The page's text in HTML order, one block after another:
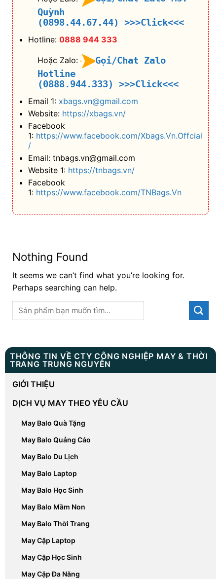
THÔNG TIN VỀ CTY CÔNG NGHIỆP MAY & THỜI
TRANG TRUNG NGUYÊN
GIỚI THIỆU
DỊCH VỤ MAY THEO YÊU CẦU
May Balo Quà Tặng
May Balo Quảng Cáo
May Balo Du Lịch
May Balo Laptop
May Balo Học Sinh
May Balo Mầm Non
May Balo Thời Trang
May Cặp Laptop
May Cặp Học Sinh
May Cặp Đa Năng
Quỳnh
(0898.44.67.44)
>>>Click<<<
Hotline: 0888 944 333
Hoặc Zalo:
Gọi/Chat Zalo
Hotline
(0888.944.333)
>>>Click<<<
Email 1: xbags.vn@gmail.com
Website: https://xbags.vn/
Facebook
1: https://www.facebook.com/Xbags.Vn.Offcial
/
Email: tnbags.vn@gmail.com
Website 1: https://tnbags.vn/
Facebook
1: https://www.facebook.com/TNBags.Vn
Nothing Found
It seems we can’t find what you’re looking for.
Perhaps searching can help.